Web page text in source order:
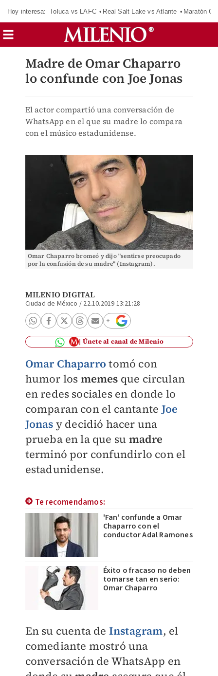
Hoy interesa: Toluca vs LAFC Real Salt Lake vs Atlante Maratón
Madre de Omar Chaparro
lo confunde con Joe Jonas
El actor compartió una conversación de
WhatsApp en el que su madre lo compara
con el músico estadunidense.
Omar Chaparro bromeó y dijo "sentirse preocupado
por la confusión de su madre" (Instagram).
MILENIO DIGITAL
Ciudad de México / 22.10.2019 13:21:28
Únete al canal de Milenio
Omar Chaparro tomó con
humor los memes que circulan
en redes sociales en donde lo
comparan con el cantante Joe
Jonas y decidió hacer una
prueba en la que su madre
terminó por confundirlo con el
estadunidense.
Te recomendamos:
'Fan' confunde a Omar
Chaparro con el
conductor Adal Ramones
Éxito o fracaso no deben
tomarse tan en serio:
Omar Chaparro
En su cuenta de Instagram, el
comediante mostró una
conversación de WhatsApp en